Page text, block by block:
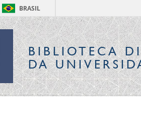
BRASIL
BIBLIOTECA
DA